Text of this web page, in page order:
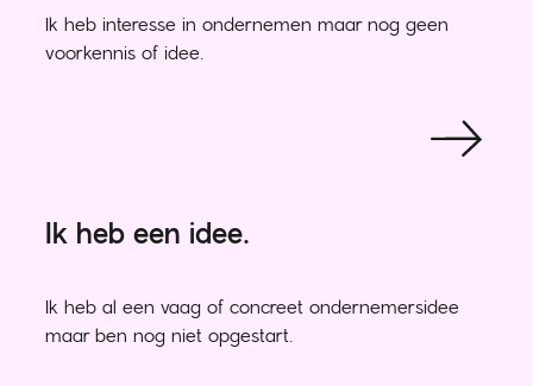
Ik heb interesse in ondernemen maar nog geen
voorkennis of idee.
Ik heb een idee.
Ik heb al een vaag of concreet ondernemersidee
maar ben nog niet opgestart.